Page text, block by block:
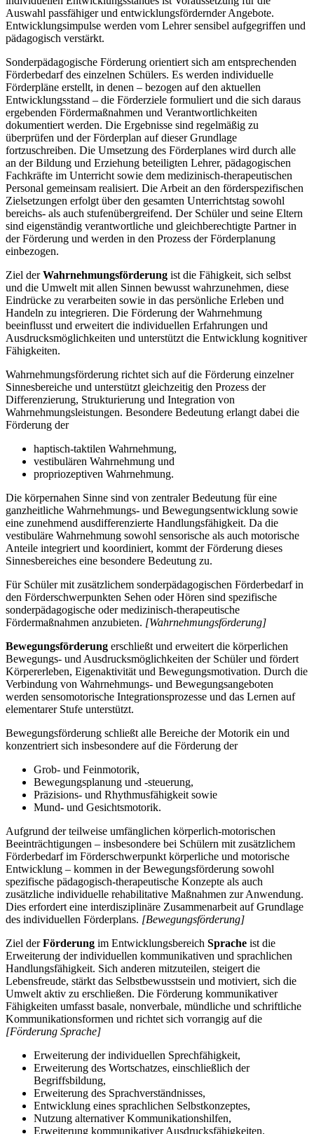
Auswahl passfähiger und entwicklungsfördernder Angebote.
Entwicklungsimpulse werden vom Lehrer sensibel aufgegriffen und
pädagogisch verstärkt.
Sonderpädagogische Förderung orientiert sich am entsprechenden
Förderbedarf des einzelnen Schülers. Es werden individuelle
Förderpläne erstellt, in denen – bezogen auf den aktuellen
Entwicklungsstand – die Förderziele formuliert und die sich daraus
ergebenden Fördermaßnahmen und Verantwortlichkeiten
dokumentiert werden. Die Ergebnisse sind regelmäßig zu
überprüfen und der Förderplan auf dieser Grundlage
fortzuschreiben. Die Umsetzung des Förderplanes wird durch alle
an der Bildung und Erziehung beteiligten Lehrer, pädagogischen
Fachkräfte im Unterricht sowie dem medizinisch-therapeutischen
Personal gemeinsam realisiert. Die Arbeit an den förderspezifischen
Zielsetzungen erfolgt über den gesamten Unterrichtstag sowohl
bereichs- als auch stufenübergreifend. Der Schüler und seine Eltern
sind eigenständig verantwortliche und gleichberechtigte Partner in
der Förderung und werden in den Prozess der Förderplanung
einbezogen.
Ziel derWahrnehmungsförderung ist die Fähigkeit, sich selbst
und die Umwelt mit allen Sinnen bewusst wahrzunehmen, diese
Eindrücke zu verarbeiten sowie in das persönliche Erleben und
Handeln zu integrieren. Die Förderung der Wahrnehmung
beeinflusst und erweitert die individuellen Erfahrungen und
Ausdrucksmöglichkeiten und unterstützt die Entwicklung kognitiver
Fähigkeiten.
Wahrnehmungsförderung richtet sich auf die Förderung einzelner
Sinnesbereiche und unterstützt gleichzeitig den Prozess der
Differenzierung, Strukturierung und Integration von
Wahrnehmungsleistungen. Besondere Bedeutung erlangt dabei die
Förderung der
haptisch-taktilen Wahrnehmung,
vestibulären Wahrnehmung und
propriozeptiven Wahrnehmung.
Die körpernahen Sinne sind von zentraler Bedeutung für eine
ganzheitliche Wahrnehmungs- und Bewegungsentwicklung sowie
eine zunehmend ausdifferenzierte Handlungsfähigkeit. Da die
vestibuläre Wahrnehmung sowohl sensorische als auch motorische
Anteile integriert und koordiniert, kommt der Förderung dieses
Sinnesbereiches eine besondere Bedeutung zu.
Für Schüler mit zusätzlichem sonderpädagogischen Förderbedarf in
den Förderschwerpunkten Sehen oder Hören sind spezifische
sonderpädagogische oder medizinisch-therapeutische
Fördermaßnahmen anzubieten. [Wahrnehmungsförderung]
Bewegungsförderung erschließt und erweitert die körperlichen
Bewegungs- und Ausdrucksmöglichkeiten der Schüler und fördert
Körpererleben, Eigenaktivität und Bewegungsmotivation. Durch die
Verbindung von Wahrnehmungs- und Bewegungsangeboten
werden sensomotorische Integrationsprozesse und das Lernen auf
elementarer Stufe unterstützt.
Bewegungsförderung schließt alle Bereiche der Motorik ein und
konzentriert sich insbesondere auf die Förderung der
Grob- und Feinmotorik,
Bewegungsplanung und -steuerung,
Präzisions- und Rhythmusfähigkeit sowie
Mund- und Gesichtsmotorik.
Aufgrund der teilweise umfänglichen körperlich-motorischen
Beeinträchtigungen – insbesondere bei Schülern mit zusätzlichem
Förderbedarf im Förderschwerpunkt körperliche und motorische
Entwicklung – kommen in der Bewegungsförderung sowohl
spezifische pädagogisch-therapeutische Konzepte als auch
zusätzliche individuelle rehabilitative Maßnahmen zur Anwendung.
Dies erfordert eine interdisziplinäre Zusammenarbeit auf Grundlage
des individuellen Förderplans. [Bewegungsförderung]
Ziel derFörderung im Entwicklungsbereich Sprache ist die
Erweiterung der individuellen kommunikativen und sprachlichen
Handlungsfähigkeit. Sich anderen mitzuteilen, steigert die
Lebensfreude, stärkt das Selbstbewusstsein und motiviert, sich die
Umwelt aktiv zu erschließen. Die Förderung kommunikativer
Fähigkeiten umfasst basale, nonverbale, mündliche und schriftliche
Kommunikationsformen und richtet sich vorrangig auf die
[Förderung Sprache]
Erweiterung der individuellen Sprechfähigkeit,
Erweiterung des Wortschatzes, einschließlich der
Begriffsbildung,
Erweiterung des Sprachverständnisses,
Entwicklung eines sprachlichen Selbstkonzeptes,
Nutzung alternativer Kommunikationshilfen,
Erweiterung kommunikativer Ausdrucksfähigkeiten.